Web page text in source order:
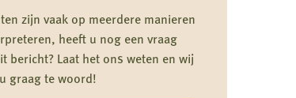
zijn vaak op meerdere manieren
heeft u nog een vraag
bericht? Laat het ons weten en wij
graag te woord!